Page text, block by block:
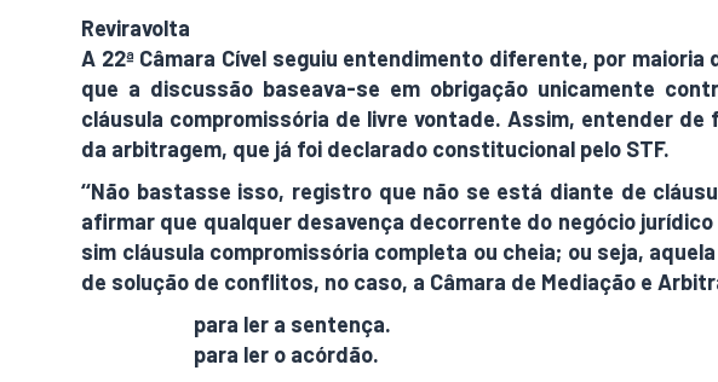
Reviravolta
A 22ª Câmara Cível seguiu entendimento diferente, por
que a discussão baseava-se em obrigação unicamente
cláusula compromissória de livre vontade. Assim, entender
da arbitragem, que já foi declarado constitucional pelo STF.
‘‘Não bastasse isso, registro que não se está diante de
afirmar que qualquer desavença decorrente do negócio
sim cláusula compromissória completa ou cheia; ou seja,
de solução de conflitos, no caso, a Câmara de Mediação e
para ler a sentença.
para ler o acórdão.